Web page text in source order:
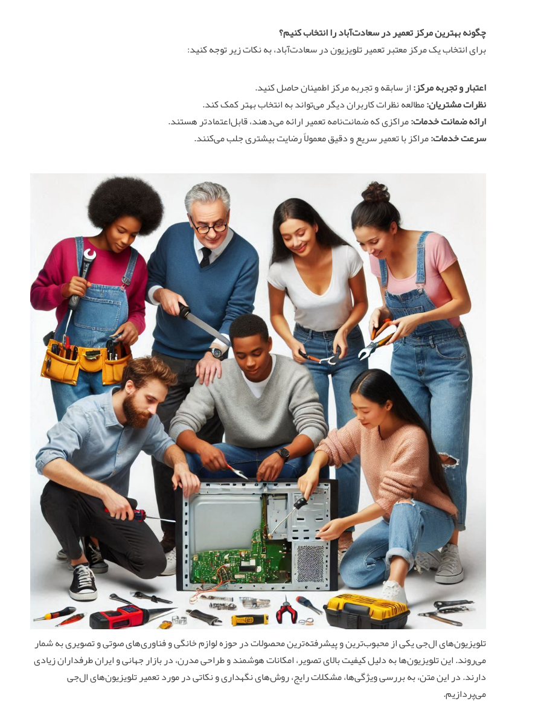
چگونه بهترین مرکز تعمیر در سعادت‌آباد را انتخاب کنیم؟
برای انتخاب یک مرکز معتبر تعمیر تلویزیون در سعادت‌آباد، به نکات زیر توجه کنید:
اعتبار و تجربه مرکز:از سابقه و تجربه مرکز اطمینان حاصل کنید.
نظرات مشتریان:مطالعه نظرات کاربران دیگر می‌تواند به انتخاب بهتر کمک کند.
ارائه ضمانت خدمات:مراکزی که ضمانت‌نامه تعمیر ارائه می‌دهند، قابل‌اعتمادتر هستند.
سرعت خدمات:مراکز با تعمیر سریع و دقیق معمولاً رضایت بیشتری جلب می‌کنند.
تلویزیون‌های ال‌جی یکی از محبوب‌ترین و پیشرفته‌ترین محصولات در حوزه لوازم خانگی و فناوری‌های صوتی و تصویری به شمار
می‌روند. این تلویزیون‌ها به دلیل کیفیت بالای تصویر، امکانات هوشمند و طراحی مدرن، در بازار جهانی و ایران طرفداران زیادی
دارند. در این متن، به بررسی ویژگی‌ها، مشکلات رایج، روش‌های نگهداری و نکاتی در مورد تعمیر تلویزیون‌های ال‌جی
می‌پردازیم.